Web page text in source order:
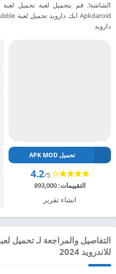
دارويد
تحميل APK MOD
4.2/5
التقييمات:893,000
انشاء تقرير
للاندرويد 2024